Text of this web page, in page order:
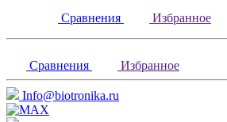
Сравнения Избранное
Сравнения Избранное
Info@biotronika.ru